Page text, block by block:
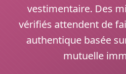
vestimentaire. Des
vérifiés attendent de
authentique basée
mutuelle